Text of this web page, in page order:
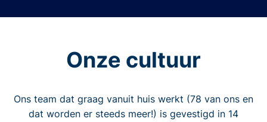
Onze cultuur
Ons team dat graag vanuit huis werkt (78 van ons en
dat worden er steeds meer!) is gevestigd in 14